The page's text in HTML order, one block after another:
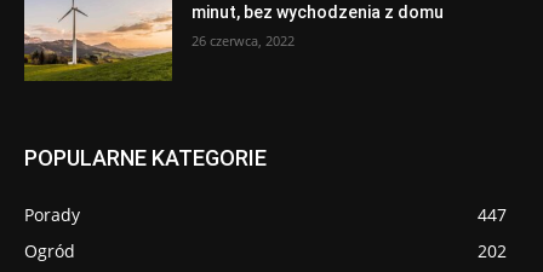
minut, bez wychodzenia z domu
26 czerwca, 2022
POPULARNE KATEGORIE
Porady
447
Ogród
202